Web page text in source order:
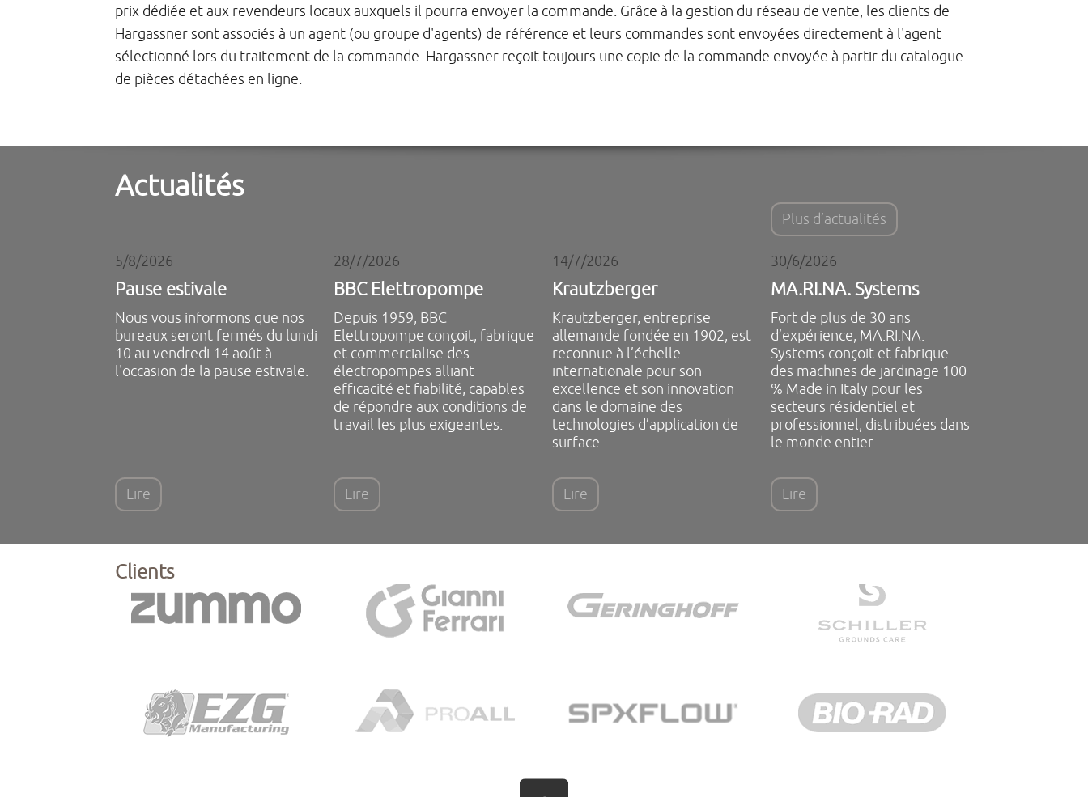
prix dédiée et aux revendeurs locaux auxquels il pourra envoyer la commande. Grâce à la gestion du réseau de vente, les clients de
Hargassner sont associés à un agent (ou groupe d'agents) de référence et leurs commandes sont envoyées directement à l'agent
sélectionné lors du traitement de la commande. Hargassner reçoit toujours une copie de la commande envoyée à partir du catalogue
de pièces détachées en ligne.
Actualités
Plus d’actualités
5/8/2026
Pause estivale
Nous vous informons que nos
bureaux seront fermés du lundi
10 au vendredi 14 août à
l'occasion de la pause estivale.
Lire
28/7/2026
BBC Elettropompe
Depuis 1959, BBC
Elettropompe conçoit, fabrique
et commercialise des
électropompes alliant
efficacité et fiabilité, capables
de répondre aux conditions de
travail les plus exigeantes.
Lire
14/7/2026
Krautzberger
Krautzberger, entreprise
allemande fondée en 1902, est
reconnue à l’échelle
internationale pour son
excellence et son innovation
dans le domaine des
technologies d’application de
surface.
Lire
30/6/2026
MA.RI.NA. Systems
Fort de plus de 30 ans
d’expérience, MA.RI.NA.
Systems conçoit et fabrique
des machines de jardinage 100
% Made in Italy pour les
secteurs résidentiel et
professionnel, distribuées dans
le monde entier.
Lire
Clients